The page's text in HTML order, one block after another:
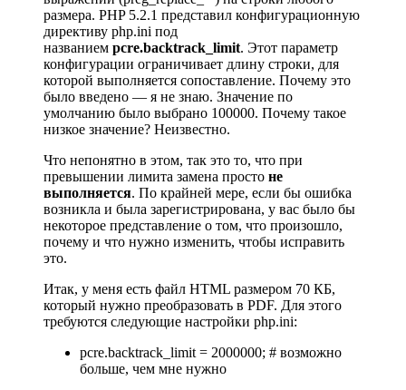
размера. PHP 5.2.1 представил конфигурационную
директиву php.ini под
названием pcre.backtrack_limit. Этот параметр
конфигурации ограничивает длину строки, для
которой выполняется сопоставление. Почему это
было введено — я не знаю. Значение по
умолчанию было выбрано 100000. Почему такое
низкое значение? Неизвестно.
Что непонятно в этом, так это то, что при
превышении лимита замена просто не
выполняется. По крайней мере, если бы ошибка
возникла и была зарегистрирована, у вас было бы
некоторое представление о том, что произошло,
почему и что нужно изменить, чтобы исправить
это.
Итак, у меня есть файл HTML размером 70 КБ,
который нужно преобразовать в PDF. Для этого
требуются следующие настройки php.ini:
pcre.backtrack_limit = 2000000; # возможно
больше, чем мне нужно